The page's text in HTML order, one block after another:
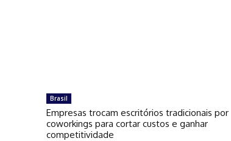
Brasil
Empresas trocam escritórios tradicionais por
coworkings para cortar custos e ganhar
competitividade